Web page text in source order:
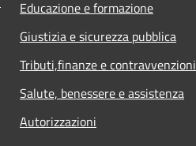
Educazione e formazione
Giustizia e sicurezza pubblica
Tributi,finanze e contravvenzioni
Salute, benessere e assistenza
Autorizzazioni